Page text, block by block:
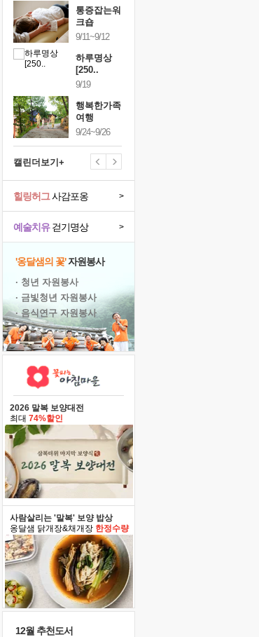
통증잡는워
크숍
9/11~9/12
하루명상
[250..
9/19
행복한가족
여행
9/24~9/26
캘린더보기+
예술치유걷기명상 >
힐링허그사감포옹 >
'옹달샘의 꽃'자원봉사
· 청년 자원봉사
· 금빛청년 자원봉사
· 음식연구 자원봉사
2026 말복 보양대전
최대 74%할인
사람살리는 '말복' 보양 밥상
옹달샘 닭개장&채개장 한정수량
12월 추천도서